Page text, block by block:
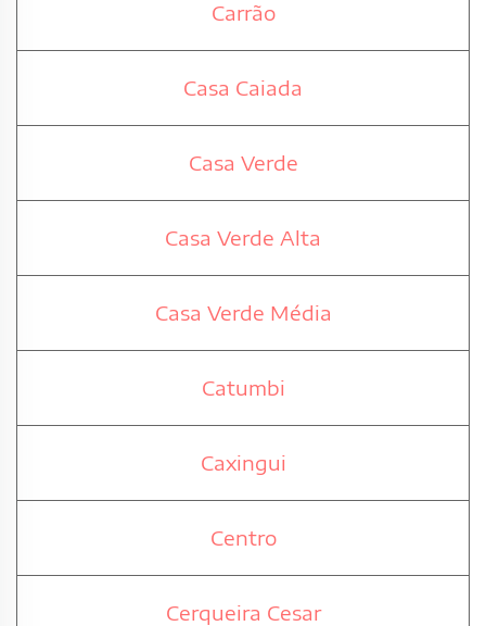
Carrão
Casa Caiada
Casa Verde
Casa Verde Alta
Casa Verde Média
Catumbi
Caxingui
Centro
Cerqueira Cesar